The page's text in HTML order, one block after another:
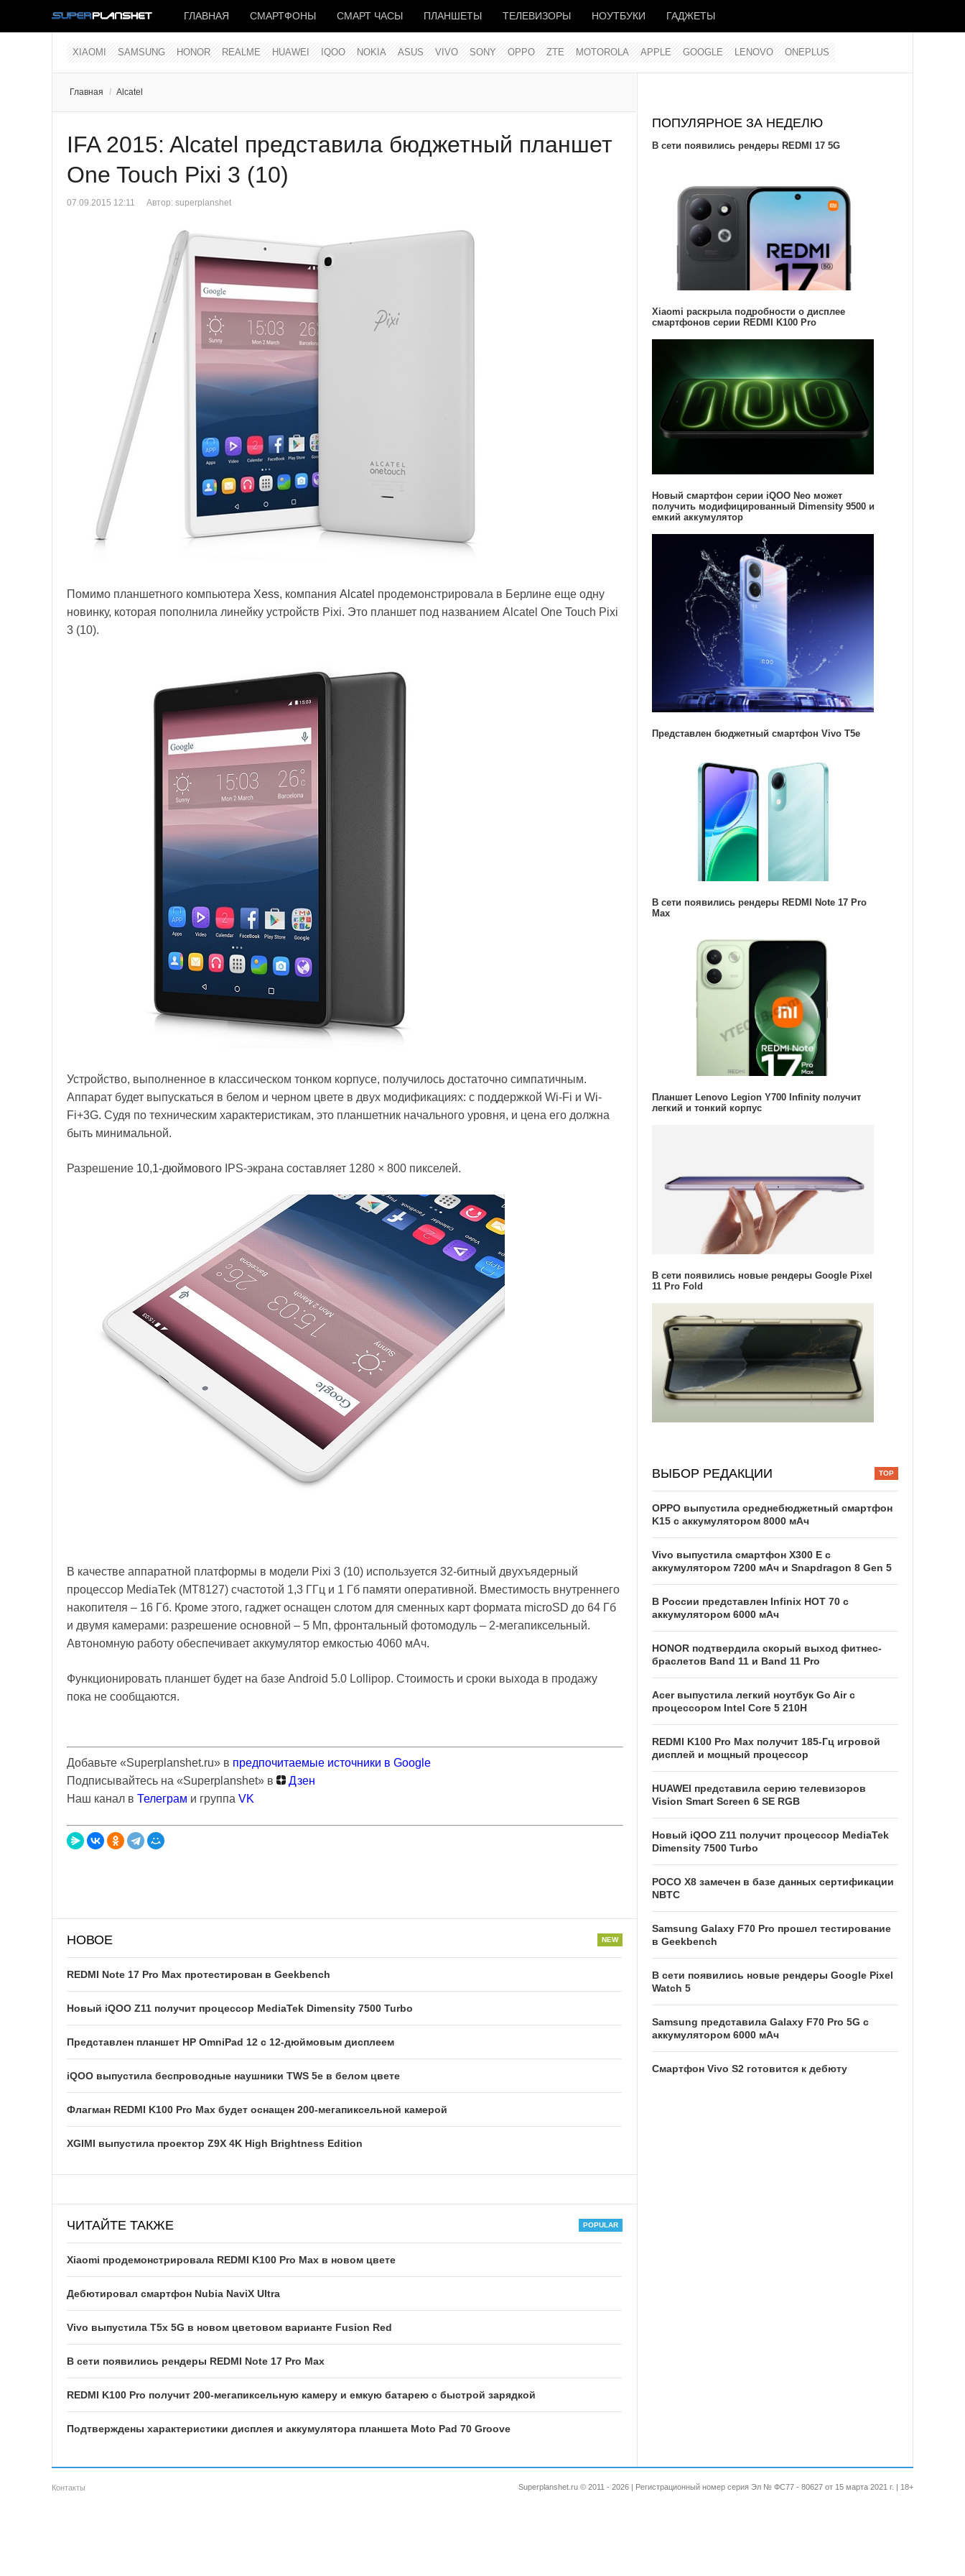
ГЛАВНАЯ СМАРТФОНЫ СМАРТ ЧАСЫ ПЛАНШЕТЫ ТЕЛЕВИЗОРЫ НОУТБУКИ ГАДЖЕТЫ
XIAOMI SAMSUNG HONOR REALME HUAWEI IQOO NOKIA ASUS VIVO SONY OPPO ZTE MOTOROLA APPLE GOOGLE LENOVO ONEPLUS
Главная / Alcatel
IFA 2015: Alcatel представила бюджетный планшет
One Touch Pixi 3 (10)
07.09.2015 12:11 Автор: superplanshet
Помимо планшетного компьютера Xess, компания Alcatel продемонстрировала в Берлине еще одну
новинку, которая пополнила линейку устройств Pixi. Это планшет под названием Alcatel One Touch Pixi
3 (10).
Устройство, выполненное в классическом тонком корпусе, получилось достаточно симпатичным.
Аппарат будет выпускаться в белом и черном цвете в двух модификациях: с поддержкой Wi-Fi и Wi-
Fi+3G. Судя по техническим характеристикам, это планшетник начального уровня, и цена его должна
быть минимальной.
Разрешение 10,1-дюймового IPS-экрана составляет 1280 × 800 пикселей.
В качестве аппаратной платформы в модели Pixi 3 (10) используется 32-битный двухъядерный
процессор MediaTek (MT8127) cчастотой 1,3 ГГц и 1 Гб памяти оперативной. Вместимость внутреннего
накопителя – 16 Гб. Кроме этого, гаджет оснащен слотом для сменных карт формата microSD до 64 Гб
и двумя камерами: разрешение основной – 5 Мп, фронтальный фотомодуль – 2-мегапиксельный.
Автономную работу обеспечивает аккумулятор емкостью 4060 мАч.
Функционировать планшет будет на базе Android 5.0 Lollipop. Стоимость и сроки выхода в продажу
пока не сообщаются.
Добавьте «Superplanshet.ru» в предпочитаемые источники в Google
Подписывайтесь на «Superplanshet» в
Дзен
Наш канал в Телеграм и группа VK
НОВОЕ
REDMI Note 17 Pro Max протестирован в Geekbench
Новый iQOO Z11 получит процессор MediaTek Dimensity 7500 Turbo
Представлен планшет HP OmniPad 12 с 12-дюймовым дисплеем
iQOO выпустила беспроводные наушники TWS 5e в белом цвете
Флагман REDMI K100 Pro Max будет оснащен 200-мегапиксельной камерой
XGIMI выпустила проектор Z9X 4K High Brightness Edition
ЧИТАЙТЕ ТАКЖЕ
Xiaomi продемонстрировала REDMI K100 Pro Max в новом цвете
Дебютировал смартфон Nubia NaviX Ultra
Vivo выпустила T5x 5G в новом цветовом варианте Fusion Red
В сети появились рендеры REDMI Note 17 Pro Max
REDMI K100 Pro получит 200-мегапиксельную камеру и емкую батарею с быстрой зарядкой
Подтверждены характеристики дисплея и аккумулятора планшета Moto Pad 70 Groove
ПОПУЛЯРНОЕ ЗА НЕДЕЛЮ
В сети появились рендеры REDMI 17 5G
Xiaomi раскрыла подробности о дисплее
смартфонов серии REDMI K100 Pro
Новый смартфон серии iQOO Neo может
получить модифицированный Dimensity 9500 и
емкий аккумулятор
Представлен бюджетный смартфон Vivo T5e
В сети появились рендеры REDMI Note 17 Pro
Max
Планшет Lenovo Legion Y700 Infinity получит
легкий и тонкий корпус
В сети появились новые рендеры Google Pixel
11 Pro Fold
ВЫБОР РЕДАКЦИИ
OPPO выпустила среднебюджетный смартфон
K15 с аккумулятором 8000 мАч
Vivo выпустила смартфон X300 E с
аккумулятором 7200 мАч и Snapdragon 8 Gen 5
В России представлен Infinix HOT 70 с
аккумулятором 6000 мАч
HONOR подтвердила скорый выход фитнес-
браслетов Band 11 и Band 11 Pro
Acer выпустила легкий ноутбук Go Air c
процессором Intel Core 5 210H
REDMI K100 Pro Max получит 185-Гц игровой
дисплей и мощный процессор
HUAWEI представила серию телевизоров
Vision Smart Screen 6 SE RGB
Новый iQOO Z11 получит процессор MediaTek
Dimensity 7500 Turbo
POCO X8 замечен в базе данных сертификации
NBTC
Samsung Galaxy F70 Pro прошел тестирование
в Geekbench
В сети появились новые рендеры Google Pixel
Watch 5
Samsung представила Galaxy F70 Pro 5G с
аккумулятором 6000 мАч
Смартфон Vivo S2 готовится к дебюту
Контакты Superplanshet.ru © 2011 - 2026 | Регистрационный номер серия Эл № ФС77 - 80627 от 15 марта 2021 г. | 18+